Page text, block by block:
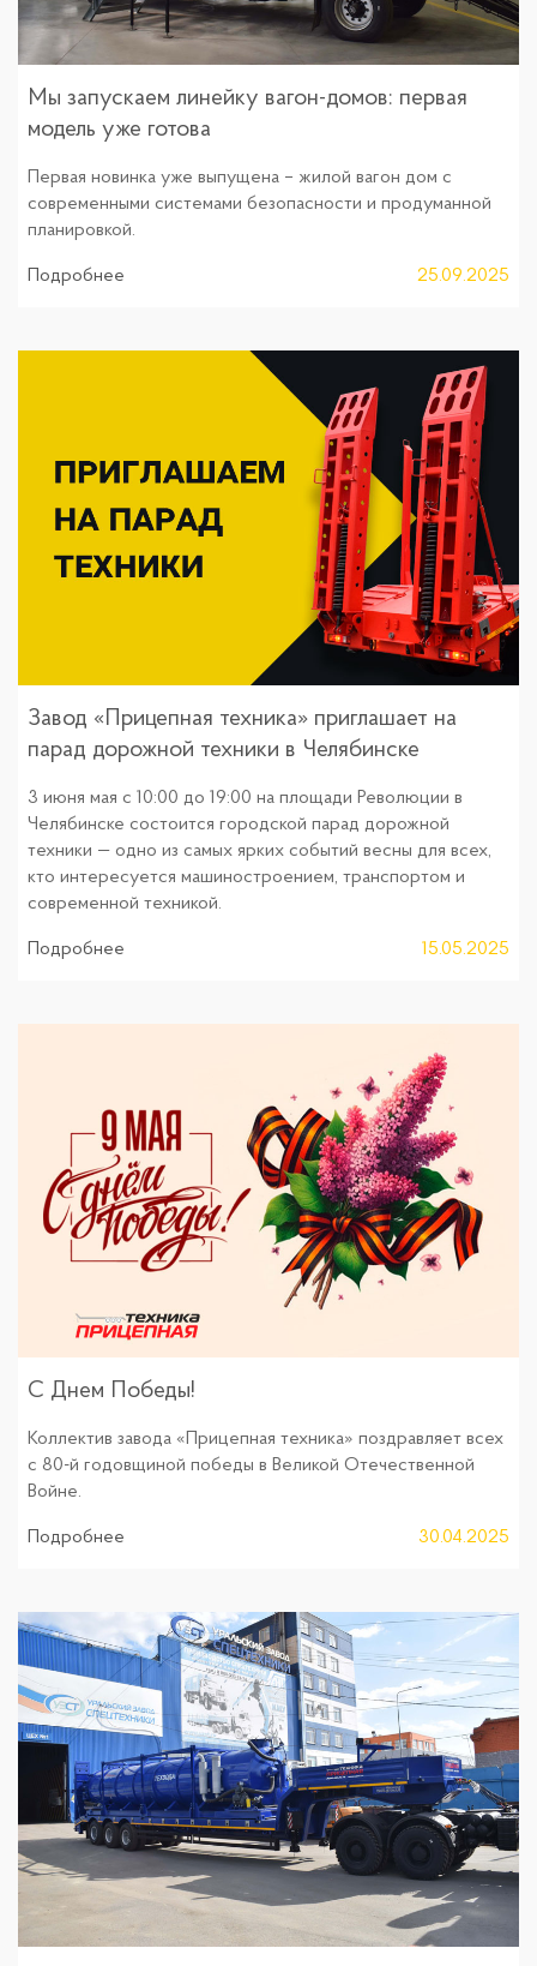
Мы запускаем линейку вагон-домов: первая
модель уже готова
Первая новинка уже выпущена – жилой вагон дом с
современными системами безопасности и продуманной
планировкой.
Подробнее 25.09.2025
Завод «Прицепная техника» приглашает на
парад дорожной техники в Челябинске
3 июня мая с 10:00 до 19:00 на площади Революции в
Челябинске состоится городской парад дорожной
техники — одно из самых ярких событий весны для всех,
кто интересуется машиностроением, транспортом и
современной техникой.
Подробнее 15.05.2025
С Днем Победы!
Коллектив завода «Прицепная техника» поздравляет всех
с 80-й годовщиной победы в Великой Отечественной
Войне.
Подробнее 30.04.2025